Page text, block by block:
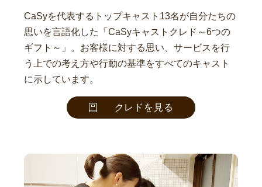
CaSyを代表するトップキャスト13名が自分たちの
思いを言語化した「CaSyキャストクレド～6つの
ギフト～」。お客様に対する思い、サービスを行
う上での考え方や行動の基準をすべてのキャスト
に示しています。
クレドを見る